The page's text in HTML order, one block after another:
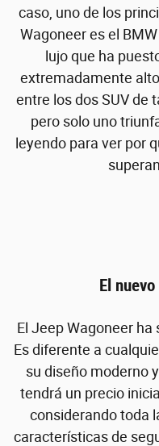
caso, uno de los
Wagoneer es el
lujo que ha
extremadamente
entre los dos SUV de
pero solo uno
leyendo para ver por
El
El Jeep Wagoneer ha
Es diferente a
su diseño moderno
tendrá un precio
considerando toda
características de